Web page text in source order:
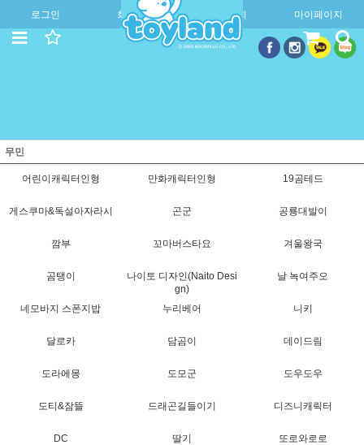
로그인 회원가입 주문조회 마이페이지
무민
어린이캐릭터인형 만화캐릭터인형 19곰테드
게스쿠마&독설아자라시 곤군 공룡대발이
깜부 꼬마버스타요 겨울왕국
곰탱이
나이토 디자인(Naito Desi
gn)
날 녹여주오
네모바지 스폰지밥 누리베어 니키
달로카 담곰이 데이드림
도라에몽 도모군 도우도우
도티&잠뜰 드래곤길들이기 디즈니캐릭터
DC 딸기 또로와로로